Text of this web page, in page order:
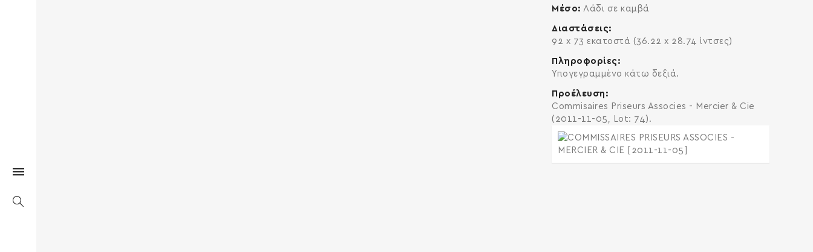
Μέσο Λάδι σε καμβά
Διαστάσεις
92 x 73 εκατοστά (36.22 x 28.74 ίντσες)
Πληροφορίες
Υπογεγραμμένο κάτω δεξιά.
Προέλευση
Commisaires Priseurs Associes - Mercier & Cie
(2011-11-05, Lot: 74).